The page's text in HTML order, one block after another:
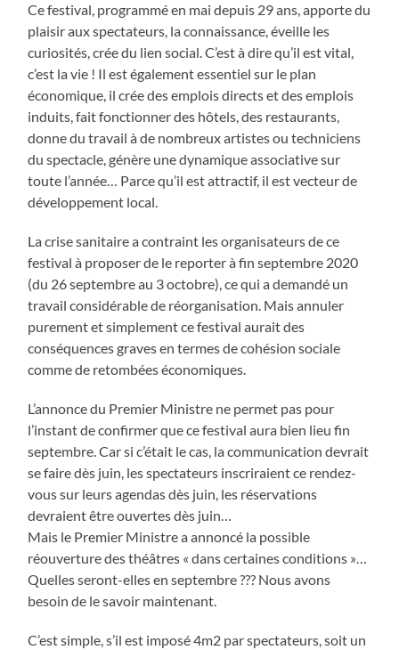
Ce festival, programmé en mai depuis 29 ans, apporte du
plaisir aux spectateurs, la connaissance, éveille les
curiosités, crée du lien social. C’est à dire qu’il est vital,
c’est la vie ! Il est également essentiel sur le plan
économique, il crée des emplois directs et des emplois
induits, fait fonctionner des hôtels, des restaurants,
donne du travail à de nombreux artistes ou techniciens
du spectacle, génère une dynamique associative sur
toute l’année… Parce qu’il est attractif, il est vecteur de
développement local.
La crise sanitaire a contraint les organisateurs de ce
festival à proposer de le reporter à fin septembre 2020
(du 26 septembre au 3 octobre), ce qui a demandé un
travail considérable de réorganisation. Mais annuler
purement et simplement ce festival aurait des
conséquences graves en termes de cohésion sociale
comme de retombées économiques.
L’annonce du Premier Ministre ne permet pas pour
l’instant de confirmer que ce festival aura bien lieu fin
septembre. Car si c’était le cas, la communication devrait
se faire dès juin, les spectateurs inscriraient ce rendez-
vous sur leurs agendas dès juin, les réservations
devraient être ouvertes dès juin…
Mais le Premier Ministre a annoncé la possible
réouverture des théâtres « dans certaines conditions »…
Quelles seront-elles en septembre ??? Nous avons
besoin de le savoir maintenant.
C’est simple, s’il est imposé 4m2 par spectateurs, soit un